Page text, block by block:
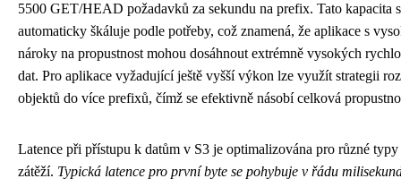
5500 GET/HEAD požadavků za sekundu na prefix. Tato kapacita
automaticky škáluje podle potřeby, což znamená, že aplikace s
nároky na propustnost mohou dosáhnout extrémně vysokých
dat. Pro aplikace vyžadující ještě vyšší výkon lze využít strategii
objektů do více prefixů, čímž se efektivně násobí celková
Latence při přístupu k datům v S3 je optimalizována pro různé
zátěží. Typická latence pro první byte se pohybuje v řádu